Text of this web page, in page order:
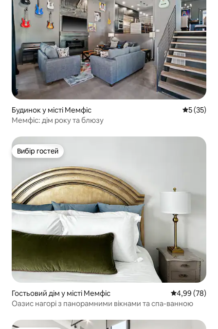
Будинок у місті Мемфіс Середня
5 (35)
Мемфіс: дім року та блюзу
Вибір гостей
Вибір гостей
Гостьовий дім у місті Мемфіс Середня
4,99 (78)
Оазис нагорі з панорамними вікнами та спа-ванною